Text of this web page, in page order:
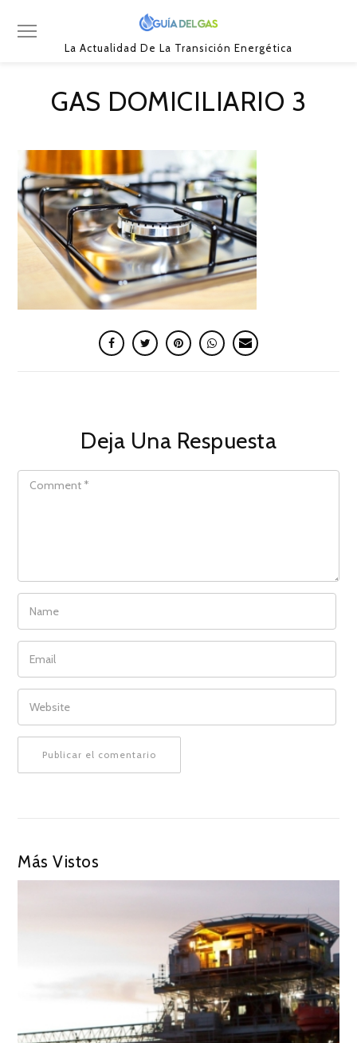
La Actualidad De La Transición Energética
GAS DOMICILIARIO 3
Deja Una Respuesta
COMMENT
NAME
EMAIL
WEBSITE
Más Vistos